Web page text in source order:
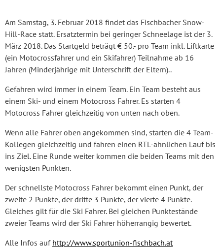
Am Samstag, 3. Februar 2018 findet das Fischbacher Snow-
Hill-Race statt. Ersatztermin bei geringer Schneelage ist der 3.
März 2018. Das Startgeld beträgt € 50.- pro Team inkl. Liftkarte
(ein Motocrossfahrer und ein Skifahrer) Teilnahme ab 16
Jahren (Minderjährige mit Unterschrift der Eltern)..
Gefahren wird immer in einem Team. Ein Team besteht aus
einem Ski- und einem Motocross Fahrer. Es starten 4
Motocross Fahrer gleichzeitig von unten nach oben.
Wenn alle Fahrer oben angekommen sind, starten die 4 Team-
Kollegen gleichzeitig und fahren einen RTL-ähnlichen Lauf bis
ins Ziel. Eine Runde weiter kommen die beiden Teams mit den
wenigsten Punkten.
Der schnellste Motocross Fahrer bekommt einen Punkt, der
zweite 2 Punkte, der dritte 3 Punkte, der vierte 4 Punkte.
Gleiches gilt für die Ski Fahrer. Bei gleichen Punktestände
zweier Teams wird der Ski Fahrer höherrangig bewertet.
Alle Infos auf http://www.sportunion-fischbach.at